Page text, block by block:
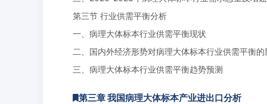
第三节 行业供需平衡分析
一、病理大体标本行业供需平衡现状
二、国内外经济形势对病理大体标本行业供需平衡的
三、病理大体标本行业供需平衡趋势预测
第三章 我国病理大体标本产业进出口分析